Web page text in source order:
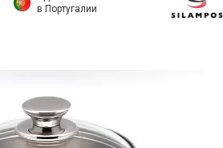
в Португалии